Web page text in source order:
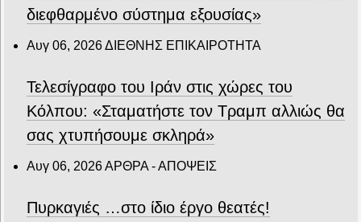
διεφθαρμένο σύστημα εξουσίας»
Αυγ 06, 2026ΔΙΕΘΝΗΣ ΕΠΙΚΑΙΡΟΤΗΤΑ
Τελεσίγραφο του Ιράν στις χώρες του
Κόλπου: «Σταματήστε τον Τραμπ αλλιώς θα
σας χτυπήσουμε σκληρά»
Αυγ 06, 2026ΑΡΘΡΑ - ΑΠΟΨΕΙΣ
Πυρκαγιές …στο ίδιο έργο θεατές!